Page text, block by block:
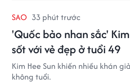
SAO 33 phút trước
'Quốc bảo nhan sắc'
sốt với vẻ đẹp ở tuổi 49
Kim Hee Sun khiến nhiều khán
không tuổi.